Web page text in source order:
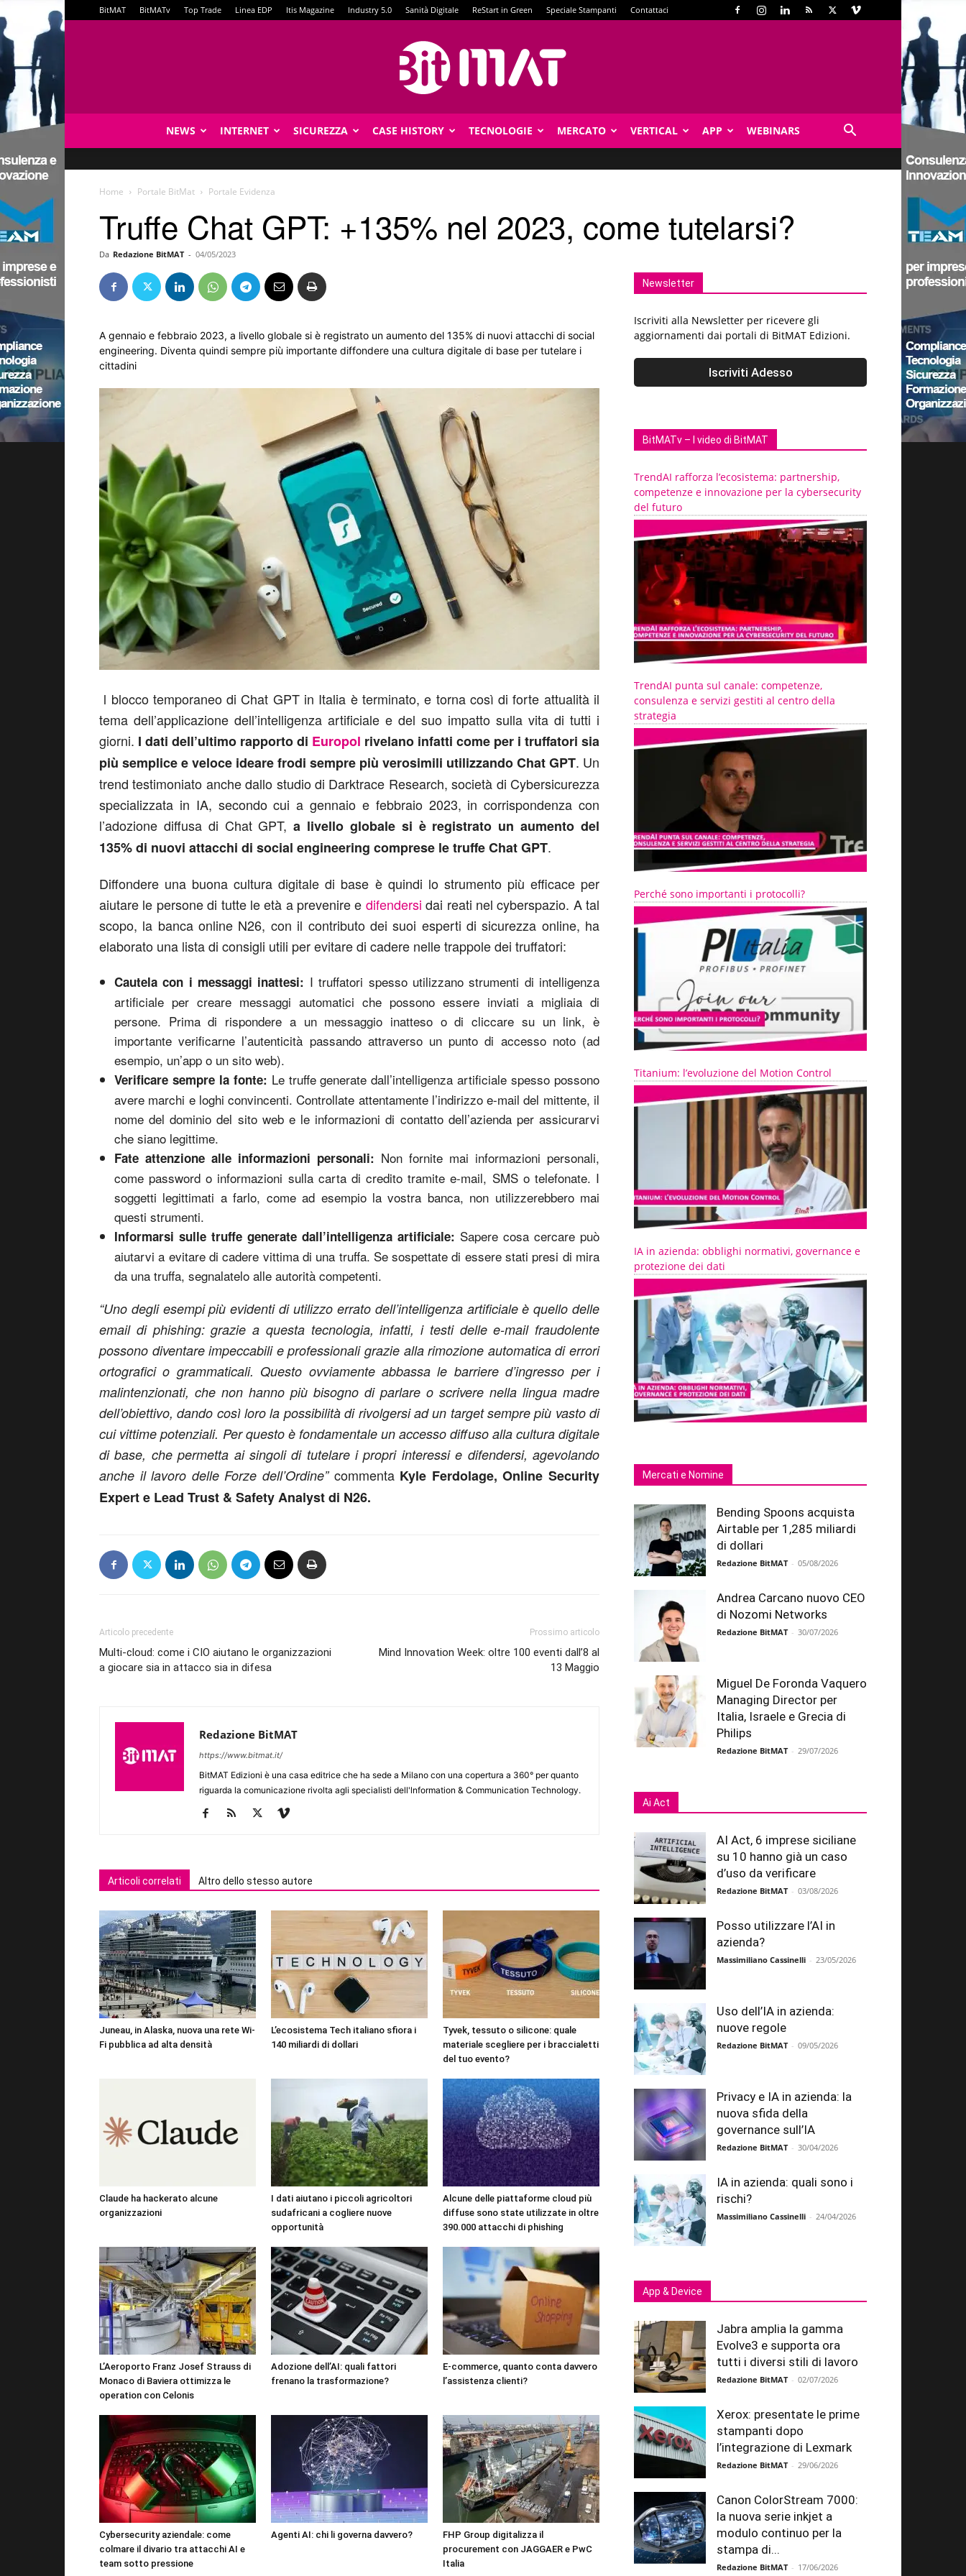
BitMAT BitMATv Top Trade Linea EDP Itis Magazine Industry 5.0 Sanità Digitale ReStart in Green Speciale Stampanti Contattaci
NEWS INTERNET SICUREZZA CASE HISTORY TECNOLOGIE MERCATO VERTICAL APP WEBINARS
Home Portale BitMat Portale Evidenza
Truffe Chat GPT: +135% nel 2023, come tutelarsi?
Da Redazione BitMAT - 04/05/2023
A gennaio e febbraio 2023, a livello globale si è registrato un aumento del 135% di nuovi attacchi di social
engineering. Diventa quindi sempre più importante diffondere una cultura digitale di base per tutelare i
cittadini
l blocco temporaneo di Chat GPT in Italia è terminato, e torna così di forte attualità il
tema dell’applicazione dell’intelligenza artificiale e del suo impatto sulla vita di tutti i
giorni. I dati dell’ultimo rapporto di Europol rivelano infatti come per i truffatori sia
più semplice e veloce ideare frodi sempre più verosimili utilizzando Chat GPT. Un
trend testimoniato anche dallo studio di Darktrace Research, società di Cybersicurezza
specializzata in IA, secondo cui a gennaio e febbraio 2023, in corrispondenza con
l’adozione diffusa di Chat GPT,a livello globale si è registrato un aumento del
135% di nuovi attacchi di social engineering comprese le truffe Chat GPT.
Diffondere una buona cultura digitale di base è quindi lo strumento più efficace per
aiutare le persone di tutte le età a prevenire e difendersi dai reati nel cyberspazio. A tal
scopo, la banca online N26, con il contributo dei suoi esperti di sicurezza online, ha
elaborato una lista di consigli utili per evitare di cadere nelle trappole dei truffatori:
Cautela con i messaggi inattesi: I truffatori spesso utilizzano strumenti di intelligenza
artificiale per creare messaggi automatici che possono essere inviati a migliaia di
persone. Prima di rispondere a un messaggio inatteso o di cliccare su un link, è
importante verificarne l’autenticità passando attraverso un punto di accesso noto (ad
esempio, un’app o un sito web).
Verificare sempre la fonte: Le truffe generate dall’intelligenza artificiale spesso possono
avere marchi e loghi convincenti. Controllate attentamente l’indirizzo e-mail del mittente, il
nome del dominio del sito web e le informazioni di contatto dell’azienda per assicurarvi
che siano legittime.
Fate attenzione alle informazioni personali: Non fornite mai informazioni personali,
come password o informazioni sulla carta di credito tramite e-mail, SMS o telefonate. I
soggetti legittimati a farlo, come ad esempio la vostra banca, non utilizzerebbero mai
questi strumenti.
Informarsi sulle truffe generate dall’intelligenza artificiale: Sapere cosa cercare può
aiutarvi a evitare di cadere vittima di una truffa. Se sospettate di essere stati presi di mira
da una truffa, segnalatelo alle autorità competenti.
“Uno degli esempi più evidenti di utilizzo errato dell’intelligenza artificiale è quello delle
email di phishing: grazie a questa tecnologia, infatti, i testi delle e-mail fraudolente
possono diventare impeccabili e professionali grazie alla rimozione automatica di errori
ortografici o grammaticali. Questo ovviamente abbassa le barriere d’ingresso per i
malintenzionati, che non hanno più bisogno di parlare o scrivere nella lingua madre
dell’obiettivo, dando così loro la possibilità di rivolgersi ad un target sempre più vasto di
cui vittime potenziali. Per questo è fondamentale un accesso diffuso alla cultura digitale
di base, che permetta ai singoli di tutelare i propri interessi e difendersi, agevolando
anche il lavoro delle Forze dell’Ordine”commenta Kyle Ferdolage, Online Security
Expert e Lead Trust & Safety Analyst di N26.
Articolo precedente
Multi-cloud: come i CIO aiutano le organizzazioni
a giocare sia in attacco sia in difesa
Prossimo articolo
Mind Innovation Week: oltre 100 eventi dall’8 al
13 Maggio
Redazione BitMAT
https://www.bitmat.it/
BitMAT Edizioni è una casa editrice che ha sede a Milano con una copertura a 360° per quanto
riguarda la comunicazione rivolta agli specialisti dell'lnformation & Communication Technology.
Articoli correlati Altro dello stesso autore
Juneau, in Alaska, nuova una rete Wi-
Fi pubblica ad alta densità
L’ecosistema Tech italiano sfiora i
140 miliardi di dollari
Tyvek, tessuto o silicone: quale
materiale scegliere per i braccialetti
del tuo evento?
Claude ha hackerato alcune
organizzazioni
I dati aiutano i piccoli agricoltori
sudafricani a cogliere nuove
opportunità
Alcune delle piattaforme cloud più
diffuse sono state utilizzate in oltre
390.000 attacchi di phishing
L’Aeroporto Franz Josef Strauss di
Monaco di Baviera ottimizza le
operation con Celonis
Adozione dell’AI: quali fattori
frenano la trasformazione?
E-commerce, quanto conta davvero
l’assistenza clienti?
Cybersecurity aziendale: come
colmare il divario tra attacchi AI e
team sotto pressione
Agenti AI: chi li governa davvero?
FHP Group digitalizza il
procurement con JAGGAER e PwC
Italia
Newsletter
Iscriviti alla Newsletter per ricevere gli
aggiornamenti dai portali di BitMAT Edizioni.
BitMATv – I video di BitMAT
TrendAI rafforza l’ecosistema: partnership,
competenze e innovazione per la cybersecurity
del futuro
TrendAI punta sul canale: competenze,
consulenza e servizi gestiti al centro della
strategia
Perché sono importanti i protocolli?
Titanium: l’evoluzione del Motion Control
IA in azienda: obblighi normativi, governance e
protezione dei dati
Mercati e Nomine
Bending Spoons acquista
Airtable per 1,285 miliardi
di dollari
Redazione BitMAT - 05/08/2026
Andrea Carcano nuovo CEO
di Nozomi Networks
Redazione BitMAT - 30/07/2026
Miguel De Foronda Vaquero
Managing Director per
Italia, Israele e Grecia di
Philips
Redazione BitMAT - 29/07/2026
Ai Act
AI Act, 6 imprese siciliane
su 10 hanno già un caso
d’uso da verificare
Redazione BitMAT - 03/08/2026
Posso utilizzare l’AI in
azienda?
Massimiliano Cassinelli - 23/05/2026
Uso dell’IA in azienda:
nuove regole
Redazione BitMAT - 09/05/2026
Privacy e IA in azienda: la
nuova sfida della
governance sull’IA
Redazione BitMAT - 30/04/2026
IA in azienda: quali sono i
rischi?
Massimiliano Cassinelli - 24/04/2026
App & Device
Jabra amplia la gamma
Evolve3 e supporta ora
tutti i diversi stili di lavoro
Redazione BitMAT - 02/07/2026
Xerox: presentate le prime
stampanti dopo
l’integrazione di Lexmark
Redazione BitMAT - 29/06/2026
Canon ColorStream 7000:
la nuova serie inkjet a
modulo continuo per la
stampa di...
Redazione BitMAT - 17/06/2026